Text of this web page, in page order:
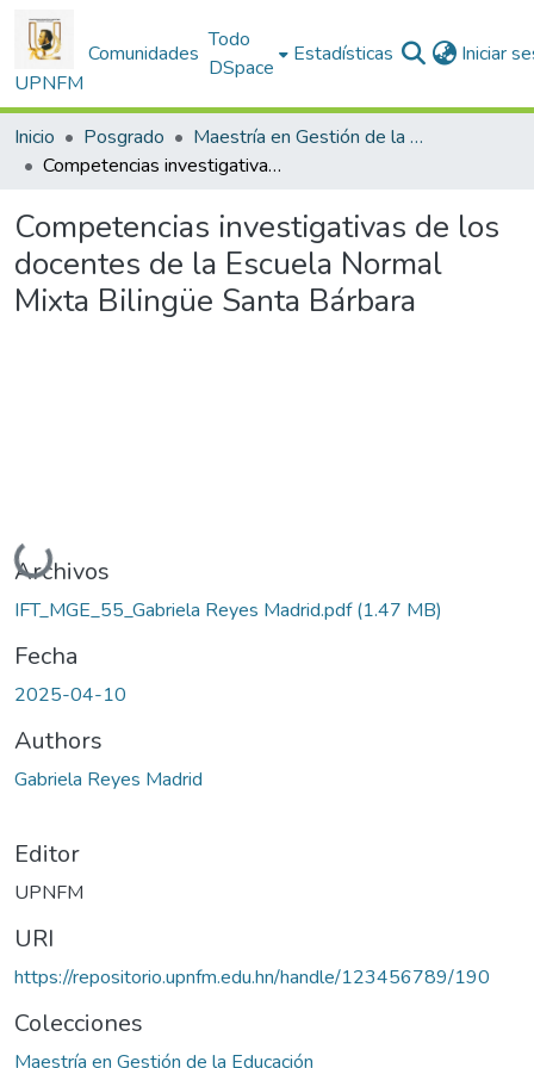
UPNFM
Comunidades
Todo
DSpace
Estadísticas Iniciar
Inicio Posgrado
Maestría en Gestión de la Educación
Competencias investigativas de los docentes de la Escuela Normal Mixta Bilingüe Santa Bárbara
Competencias investigativas de los
docentes de la Escuela Normal
Mixta Bilingüe Santa Bárbara
Cargando...
Archivos
IFT_MGE_55_Gabriela Reyes Madrid.pdf(1.47 MB)
Fecha
2025-04-10
Authors
Gabriela Reyes Madrid
Editor
UPNFM
URI
https://repositorio.upnfm.edu.hn/handle/123456789/190
Colecciones
Maestría en Gestión de la Educación